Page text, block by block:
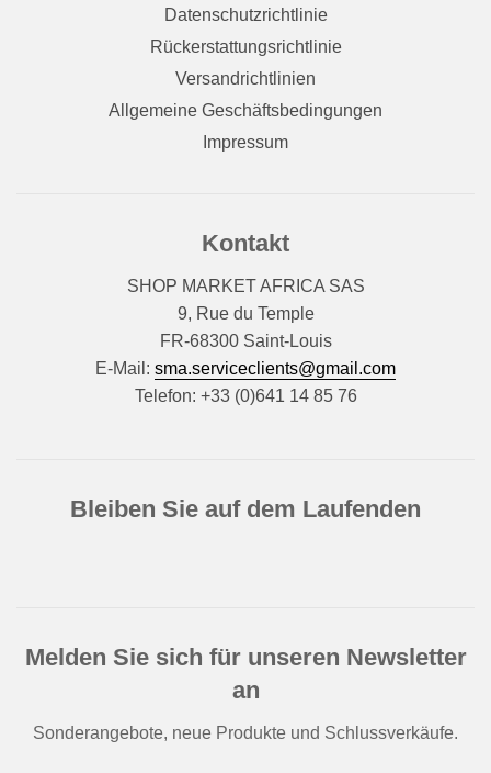
Datenschutzrichtlinie
Rückerstattungsrichtlinie
Versandrichtlinien
Allgemeine Geschäftsbedingungen
Impressum
Kontakt
SHOP MARKET AFRICA SAS
9, Rue du Temple
FR-68300 Saint-Louis
E-Mail: sma.serviceclients@gmail.com
Telefon: +33 (0)641 14 85 76
Bleiben Sie auf dem Laufenden
Melden Sie sich für unseren Newsletter
an
Sonderangebote, neue Produkte und Schlussverkäufe.